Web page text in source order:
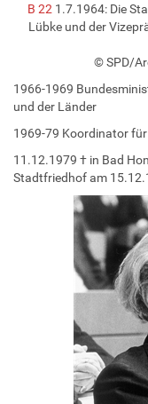
B 22 1.7.1964: Die
Lübke und der
© SPD/
1966-1969
und der Länder
1969-79 Koordinator
11.12.1979 † in Bad
Stadtfriedhof am